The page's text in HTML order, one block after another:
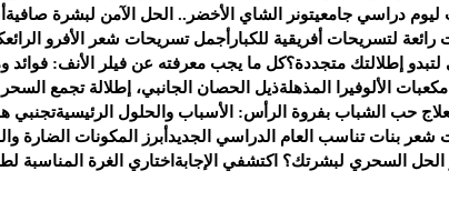
ليوم دراسي جامعيتونر الشاي الأخضر.. الحل الآمن لبشرة صافية
رائعة لتسريحات أفريقية للكبار أجمل تسريحات شعر الأفرو الرائع
إطلالتك متجددة؟كل ما يجب معرفته عن فيلر الأنف: فوائد
الألوفيرا المذهلةذيل الحصان الجانبي، إطلالة تجمع السحر
علاج حب الشباب بفروة الرأس: الأسباب والحلول الرئيسيةتجنبي
شعر بنات تناسب العام الدراسي الجديد أبرز المكونات الضارة
الحل السحري لبشرتك؟ اكتشفي الإجابة اختاري الغرة المناسبة